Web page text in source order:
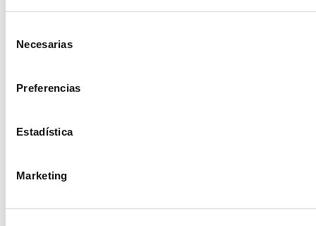
Necesarias
Preferencias
Estadística
Marketing